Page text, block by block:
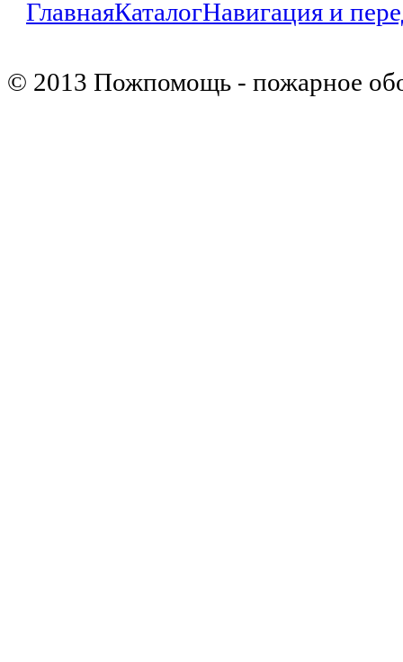
ГлавнаяКаталогНавигация и
© 2013 Пожпомощь - пожарное